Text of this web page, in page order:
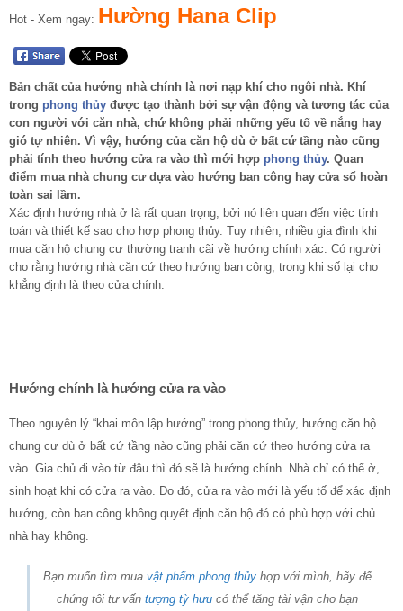
Hot - Xem ngay: Hường Hana Clip
Bản chất của hướng nhà chính là nơi nạp khí cho ngôi nhà. Khí
trong phong thủy được tạo thành bởi sự vận động và tương tác của
con người với căn nhà, chứ không phải những yếu tố về nắng hay
gió tự nhiên. Vì vậy, hướng của căn hộ dù ở bất cứ tầng nào cũng
phải tính theo hướng cửa ra vào thì mới hợp phong thủy. Quan
điểm mua nhà chung cư dựa vào hướng ban công hay cửa sổ hoàn
toàn sai lầm.
Xác định hướng nhà ở là rất quan trọng, bởi nó liên quan đến việc tính
toán và thiết kế sao cho hợp phong thủy. Tuy nhiên, nhiều gia đình khi
mua căn hộ chung cư thường tranh cãi về hướng chính xác. Có người
cho rằng hướng nhà căn cứ theo hướng ban công, trong khi số lại cho
khẳng định là theo cửa chính.
Hướng chính là hướng cửa ra vào
Theo nguyên lý “khai môn lập hướng” trong phong thủy, hướng căn hộ
chung cư dù ở bất cứ tầng nào cũng phải căn cứ theo hướng cửa ra
vào. Gia chủ đi vào từ đâu thì đó sẽ là hướng chính. Nhà chỉ có thể ở,
sinh hoạt khi có cửa ra vào. Do đó, cửa ra vào mới là yếu tố để xác định
hướng, còn ban công không quyết định căn hộ đó có phù hợp với chủ
nhà hay không.
Bạn muốn tìm mua vật phẩm phong thủyhợp với mình, hãy để
chúng tôi tư vấn tượng tỳ hưucó thể tăng tài vận cho bạn